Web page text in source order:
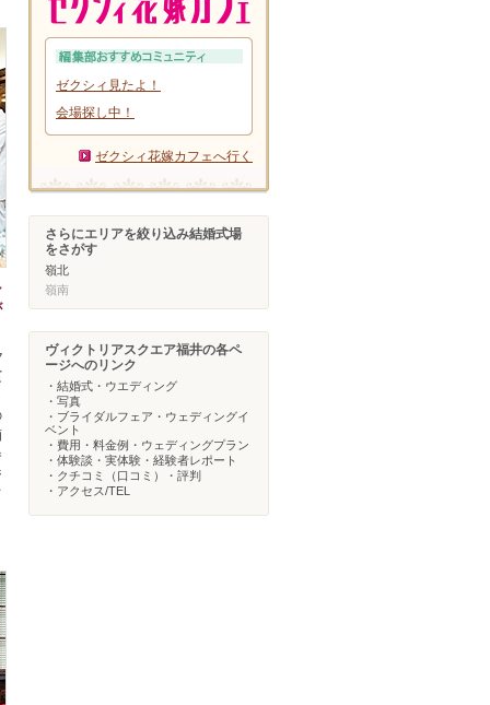
ゼクシィ見たよ！
会場探し中！
ゼクシィ花嫁カフェへ行く
さらにエリアを絞り込み結婚式場
をさがす
嶺北
嶺南
ヴィクトリアスクエア福井の各ペ
ージへのリンク
・結婚式・ウエディング
・写真
・ブライダルフェア・ウェディングイ
ベント
・費用・料金例・ウェディングプラン
・体験談・実体験・経験者レポート
・クチコミ（口コミ）・評判
・アクセス/TEL